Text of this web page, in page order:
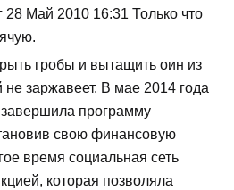
28 Май 2010 16:31 Только что
гробы и вытащить оин из
не заржавеет. В мае 2014 года
программу
свою финансовую
время социальная сеть
которая позволяла